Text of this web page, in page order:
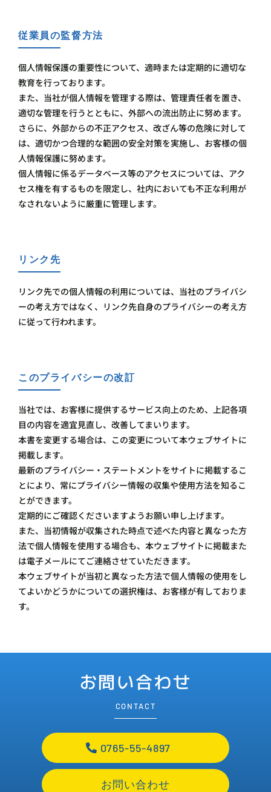
従業員の監督方法
個人情報保護の重要性について、適時または定期的に適切な
教育を行っております。
また、当社が個人情報を管理する際は、管理責任者を置き、
適切な管理を行うとともに、外部への流出防止に努めます。
さらに、外部からの不正アクセス、改ざん等の危険に対して
は、適切かつ合理的な範囲の安全対策を実施し、お客様の個
人情報保護に努めます。
個人情報に係るデータベース等のアクセスについては、アク
セス権を有するものを限定し、社内においても不正な利用が
なされないように厳重に管理します。
リンク先
リンク先での個人情報の利用については、当社のプライバシ
ーの考え方ではなく、リンク先自身のプライバシーの考え方
に従って行われます。
このプライバシーの改訂
当社では、お客様に提供するサービス向上のため、上記各項
目の内容を適宜見直し、改善してまいります。
本書を変更する場合は、この変更について本ウェブサイトに
掲載します。
最新のプライバシー・ステートメントをサイトに掲載するこ
とにより、常にプライバシー情報の収集や使用方法を知るこ
とができます。
定期的にご確認くださいますようお願い申し上げます。
また、当初情報が収集された時点で述べた内容と異なった方
法で個人情報を使用する場合も、本ウェブサイトに掲載また
は電子メールにてご連絡させていただきます。
本ウェブサイトが当初と異なった方法で個人情報の使用をし
てよいかどうかについての選択権は、お客様が有しておりま
す。
お問い合わせ
CONTACT
0765-55-4897
お問い合わせ